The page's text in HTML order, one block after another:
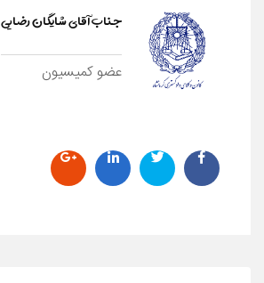
جناب آقای شایگان رضایی
عضو کمیسیون